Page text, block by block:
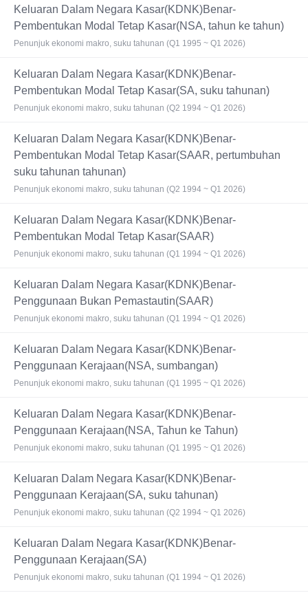
Keluaran Dalam Negara Kasar(KDNK)Benar-
Pembentukan Modal Tetap Kasar(NSA, tahun ke tahun)
Penunjuk ekonomi makro, suku tahunan (Q1 1995 ~ Q1 2026)
Keluaran Dalam Negara Kasar(KDNK)Benar-
Pembentukan Modal Tetap Kasar(SA, suku tahunan)
Penunjuk ekonomi makro, suku tahunan (Q2 1994 ~ Q1 2026)
Keluaran Dalam Negara Kasar(KDNK)Benar-
Pembentukan Modal Tetap Kasar(SAAR, pertumbuhan
suku tahunan tahunan)
Penunjuk ekonomi makro, suku tahunan (Q2 1994 ~ Q1 2026)
Keluaran Dalam Negara Kasar(KDNK)Benar-
Pembentukan Modal Tetap Kasar(SAAR)
Penunjuk ekonomi makro, suku tahunan (Q1 1994 ~ Q1 2026)
Keluaran Dalam Negara Kasar(KDNK)Benar-
Penggunaan Bukan Pemastautin(SAAR)
Penunjuk ekonomi makro, suku tahunan (Q1 1994 ~ Q1 2026)
Keluaran Dalam Negara Kasar(KDNK)Benar-
Penggunaan Kerajaan(NSA, sumbangan)
Penunjuk ekonomi makro, suku tahunan (Q1 1995 ~ Q1 2026)
Keluaran Dalam Negara Kasar(KDNK)Benar-
Penggunaan Kerajaan(NSA, Tahun ke Tahun)
Penunjuk ekonomi makro, suku tahunan (Q1 1995 ~ Q1 2026)
Keluaran Dalam Negara Kasar(KDNK)Benar-
Penggunaan Kerajaan(SA, suku tahunan)
Penunjuk ekonomi makro, suku tahunan (Q2 1994 ~ Q1 2026)
Keluaran Dalam Negara Kasar(KDNK)Benar-
Penggunaan Kerajaan(SA)
Penunjuk ekonomi makro, suku tahunan (Q1 1994 ~ Q1 2026)